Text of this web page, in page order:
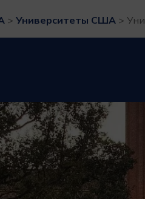
>Университеты США >